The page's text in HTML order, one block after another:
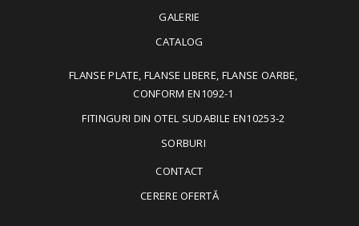
GALERIE
CATALOG
FLANSE PLATE, FLANSE LIBERE, FLANSE OARBE,
CONFORM EN1092-1
FITINGURI DIN OTEL SUDABILE EN10253-2
SORBURI
CONTACT
CERERE OFERTĂ